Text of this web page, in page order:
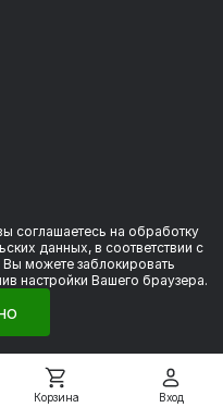
Корзина Вход
данных
соглашаетесь на обработку
данных, в соответствии с
Вы можете заблокировать
настройки Вашего браузера.